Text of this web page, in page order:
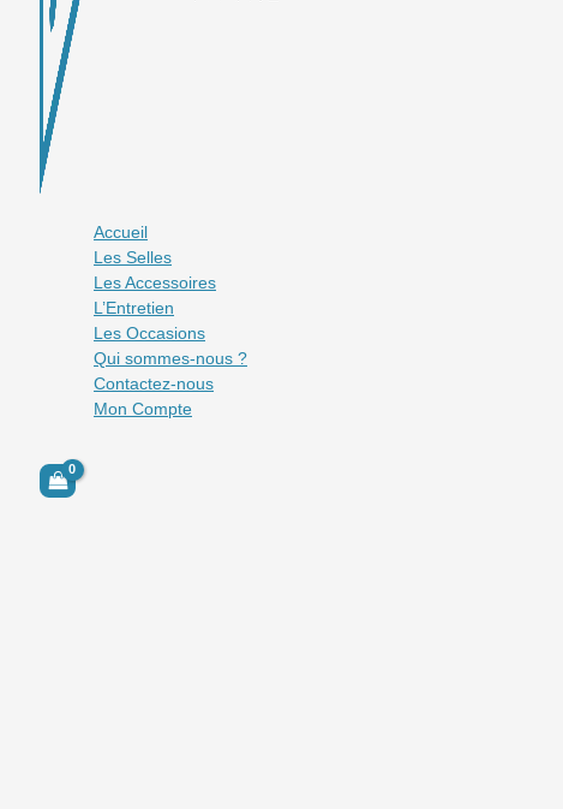
Accueil
Les Selles
Les Accessoires
L’Entretien
Les Occasions
Qui sommes-nous ?
Contactez-nous
Mon Compte